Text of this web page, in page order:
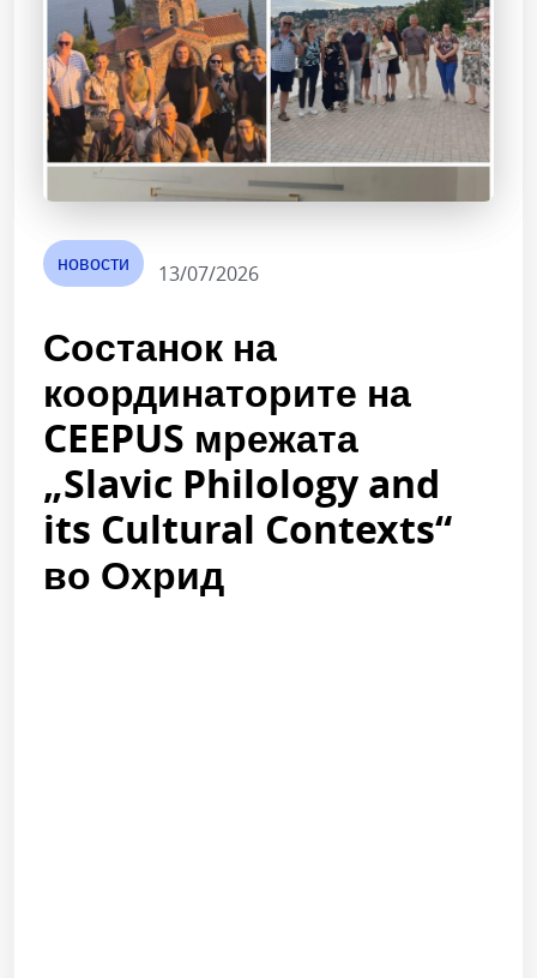
новости 13/07/2026
Состанок на
координаторите на
CEEPUS мрежата
„Slavic Philology and
its Cultural Contexts“
во Охрид